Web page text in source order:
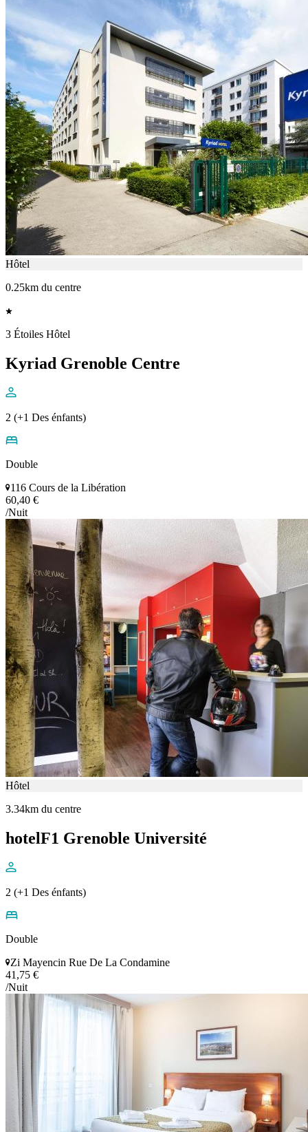
Hôtel
0.25km du centre
3 Étoiles Hôtel
Kyriad Grenoble Centre
2 (+1 Des énfants)
Double
116 Cours de la Libération
60,40 €
/Nuit
Hôtel
3.34km du centre
hotelF1 Grenoble Université
2 (+1 Des énfants)
Double
Zi Mayencin Rue De La Condamine
41,75 €
/Nuit